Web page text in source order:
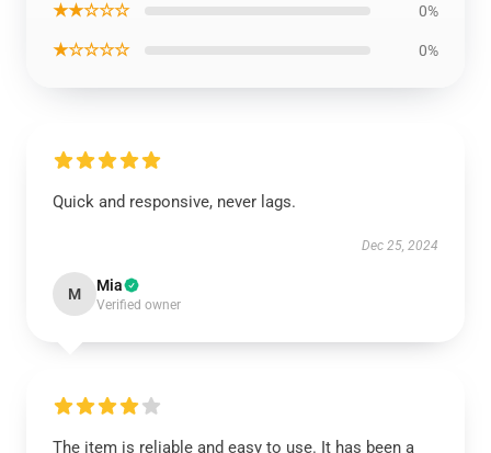
★★☆☆☆ 0%
★☆☆☆☆ 0%
Quick and responsive, never lags.
Dec 25, 2024
M Mia
Verified owner
The item is reliable and easy to use. It has been a